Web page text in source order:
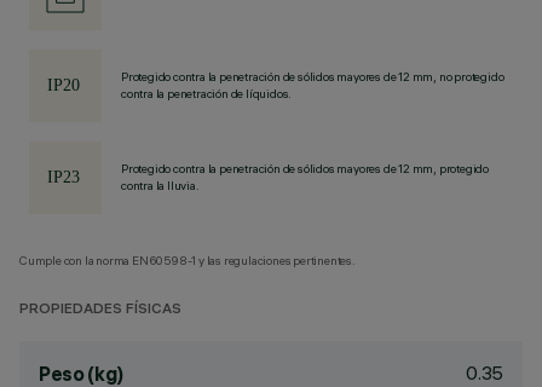
Protegido contra la penetración de sólidos mayores de 12 mm, no protegido
contra la penetración de líquidos.
Protegido contra la penetración de sólidos mayores de 12 mm, protegido
contra la lluvia.
Cumple con la norma EN60598-1 y las regulaciones pertinentes.
PROPIEDADES FÍSICAS
Peso (kg) 0.35